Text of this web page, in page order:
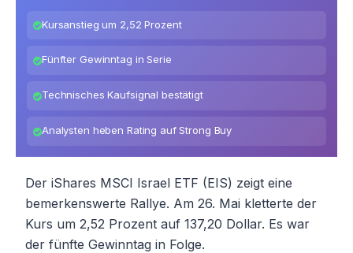
Kursanstieg um 2,52 Prozent
Fünfter Gewinntag in Serie
Technisches Kaufsignal bestätigt
Analysten heben Rating auf Strong Buy
Der iShares MSCI Israel ETF (EIS) zeigt eine
bemerkenswerte Rallye. Am 26. Mai kletterte der
Kurs um 2,52 Prozent auf 137,20 Dollar. Es war
der fünfte Gewinntag in Folge.